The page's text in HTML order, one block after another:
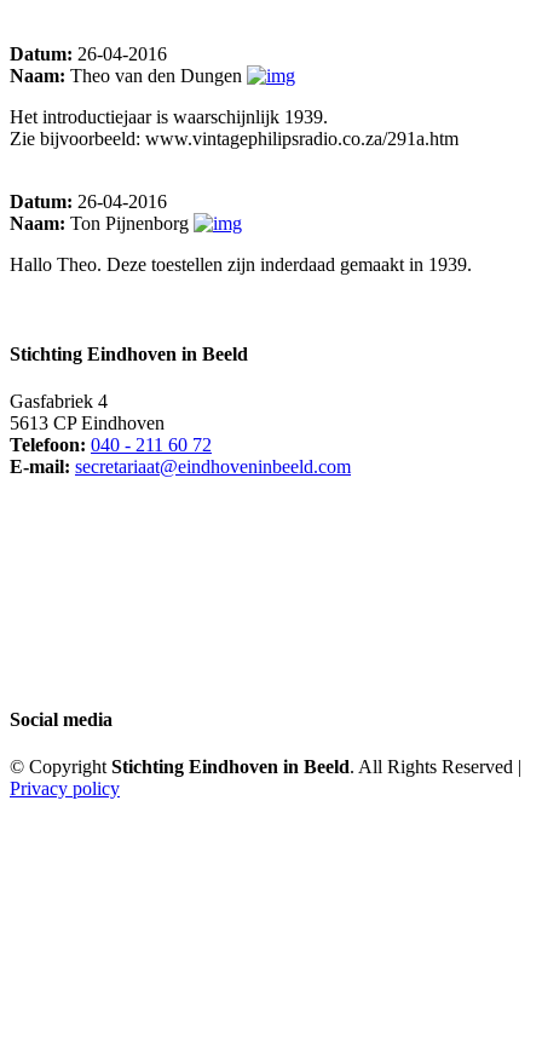
Datum: 26-04-2016
Naam: Theo van den Dungen
Het introductiejaar is waarschijnlijk 1939.
Zie bijvoorbeeld: www.vintagephilipsradio.co.za/291a.htm
Datum: 26-04-2016
Naam: Ton Pijnenborg
Hallo Theo. Deze toestellen zijn inderdaad gemaakt in 1939.
Stichting Eindhoven in Beeld
Gasfabriek 4
5613 CP Eindhoven
Telefoon: 040 - 211 60 72
E-mail: secretariaat@eindhoveninbeeld.com
Social media
© CopyrightStichting Eindhoven in Beeld. All Rights Reserved |
Privacy policy